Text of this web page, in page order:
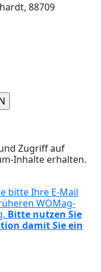
88709
Inhalte erhalten.
bitte Ihre E-Mail
WOMag-
Bitte nutzen Sie
damit Sie ein